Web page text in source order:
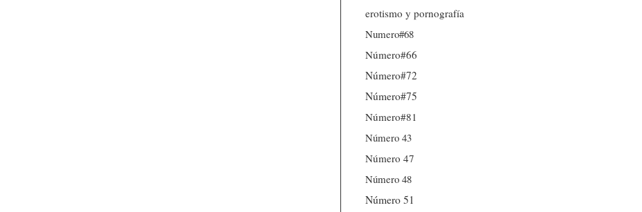
erotismo y pornografía
Numero#68
Número#66
Número#72
Número#75
Número#81
Número 43
Número 47
Número 48
Número 51